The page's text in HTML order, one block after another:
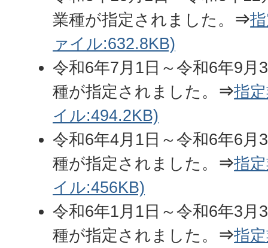
業種が指定されました。 ⇒
ァイル:632.8KB)
令和6年7月1日～令和6年9月
種が指定されました。 ⇒指
イル:494.2KB)
令和6年4月1日～令和6年6月
種が指定されました。 ⇒指
イル:456KB)
令和6年1月1日～令和6年3月
種が指定されました。 ⇒指